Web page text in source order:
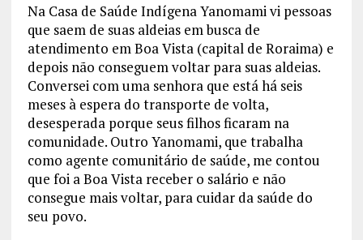
Na Casa de Saúde Indígena Yanomami vi pessoas
que saem de suas aldeias em busca de
atendimento em Boa Vista (capital de Roraima) e
depois não conseguem voltar para suas aldeias.
Conversei com uma senhora que está há seis
meses à espera do transporte de volta,
desesperada porque seus filhos ficaram na
comunidade. Outro Yanomami, que trabalha
como agente comunitário de saúde, me contou
que foi a Boa Vista receber o salário e não
consegue mais voltar, para cuidar da saúde do
seu povo.